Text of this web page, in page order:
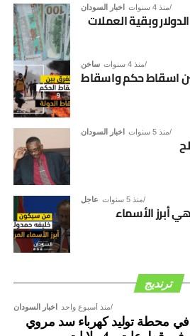
اخبار السودان منذ 4 سنوات
وبقية العملات
ساخن منذ 4 سنوات
اسقاط حكم واسقاط
اخبار السودان منذ 5 سنوات
عاجل منذ 5 سنوات
أبرز الأسماء
ترنديج
اخبار السودان منذ أسبوع واحد
محطة توليد كهرباء سد مروي